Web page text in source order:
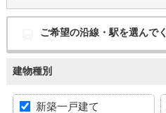
ご希望の沿線・駅を選んで
建物種別
新築一戸建て